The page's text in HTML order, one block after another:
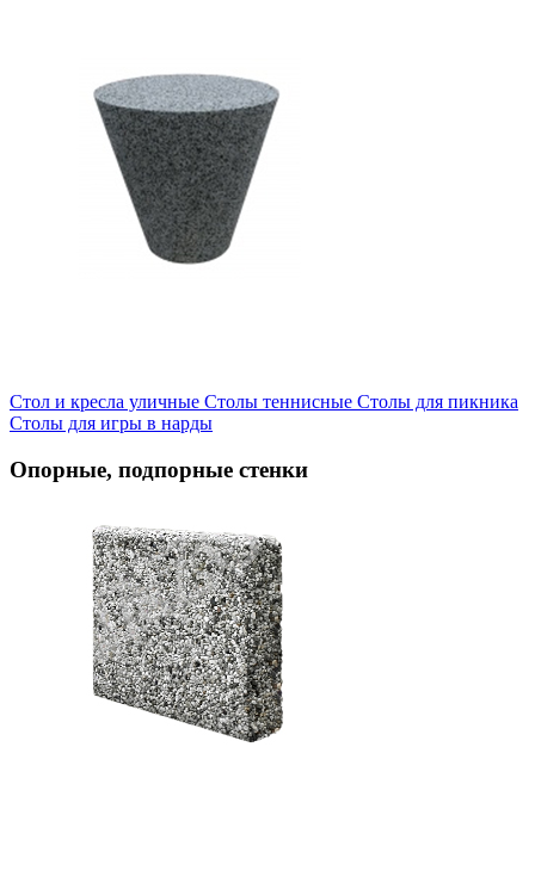
Стол и кресла уличные Cтолы теннисные Столы для пикника
Столы для игры в нарды
Опорные, подпорные стенки